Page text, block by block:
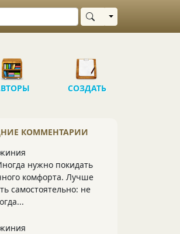
Выбрать область
СОЗДАТЬ
КОММЕНТАРИИ
нужно покидать
комфорта. Лучше
самостоятельно: не